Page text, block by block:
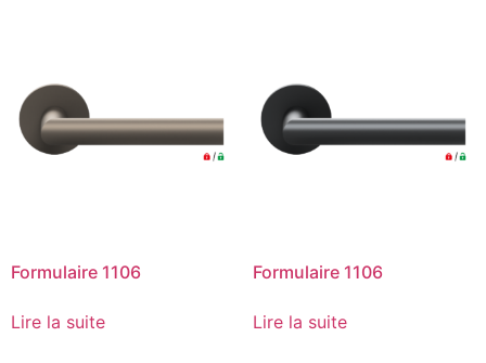
Formulaire 1106
Lire la suite
Formulaire 1106
Lire la suite